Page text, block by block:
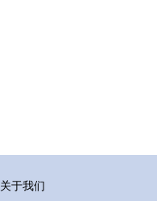
关于我们